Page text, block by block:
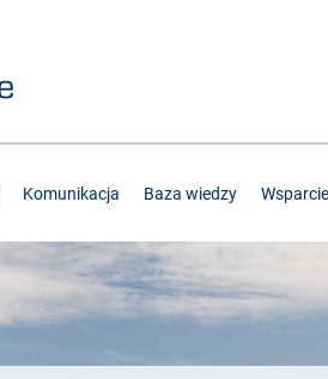
Komunikacja Baza wiedzy